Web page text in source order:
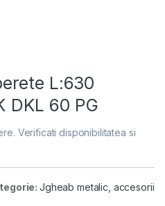
L:630
DKL 60 PG
Verificati disponibilitatea si
Jgheab metalic, accesorii